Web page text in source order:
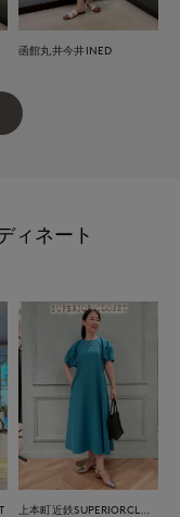
函館丸井今井INED
ィネート